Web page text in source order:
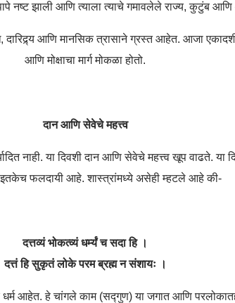
पापे नष्ट झाली आणि त्याला त्याचे गमावलेले राज्य, कुटुंब
आणि मानसिक त्रासाने ग्रस्त आहेत. आजा
आणि मोक्षाचा मार्ग मोकळा होतो.
दान आणि सेवेचे महत्त्व
नाही. या दिवशी दान आणि सेवेचे महत्त्व खूप वाढते. या
फलदायी आहे. शास्त्रांमध्ये असेही म्हटले आहे की-
दत्तव्यं भोकत्व्यं धर्म्यं च सदा हि ।
दत्तं हि सुकृतं लोके परम ब्रह्म न संशायः ।
आहेत. हे चांगले काम (सद्गुण) या जगात आणि